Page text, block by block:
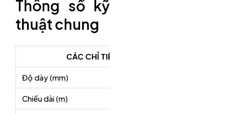
Thông số kỹ
thuật chung
CÁC CHỈ TIÊU
Độ dày (mm)
Chiều dài (m)